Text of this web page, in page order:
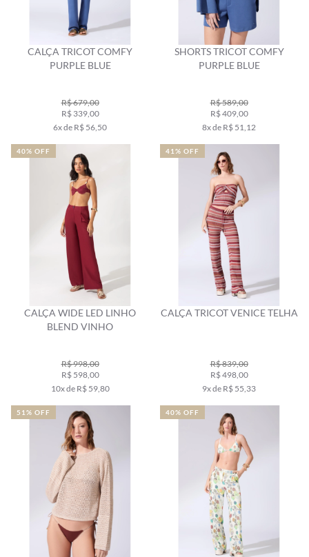
CALÇA TRICOT COMFY
PURPLE BLUE
R$ 679,00
R$ 339,00
6x de R$ 56,50
SHORTS TRICOT COMFY
PURPLE BLUE
R$ 589,00
R$ 409,00
8x de R$ 51,12
CALÇA WIDE LED LINHO
BLEND VINHO
R$ 998,00
R$ 598,00
10x de R$ 59,80
40% OFF
CALÇA TRICOT VENICE TELHA
R$ 839,00
R$ 498,00
9x de R$ 55,33
41% OFF
51% OFF 40% OFF